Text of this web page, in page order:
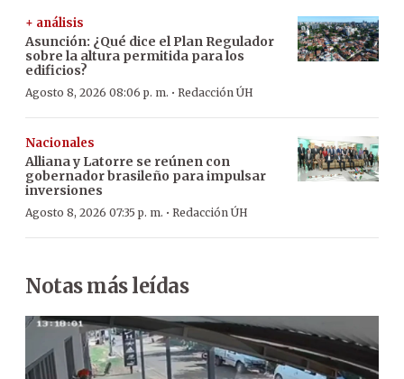
+ análisis
Asunción: ¿Qué dice el Plan Regulador
sobre la altura permitida para los
edificios?
Agosto 8, 2026 08:06 p. m. · Redacción ÚH
Nacionales
Alliana y Latorre se reúnen con
gobernador brasileño para impulsar
inversiones
Agosto 8, 2026 07:35 p. m. · Redacción ÚH
Notas más leídas